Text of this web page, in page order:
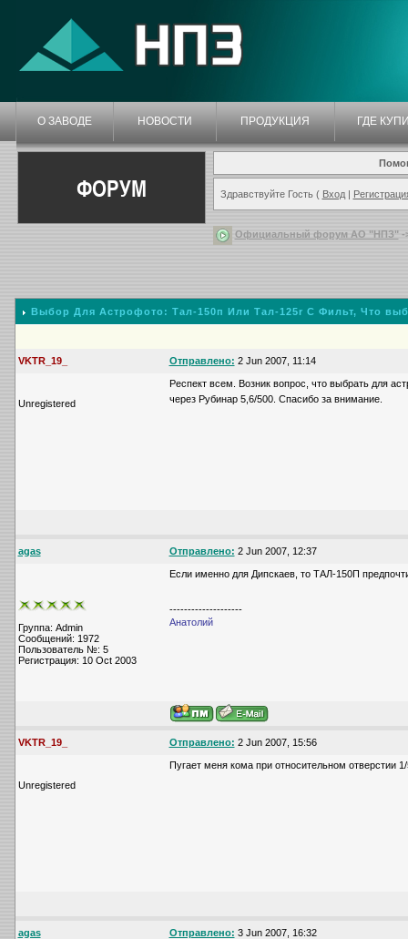
О ЗАВОДЕ НОВОСТИ ПРОДУКЦИЯ ГДЕ
ФОРУМ Здравствуйте Гость ( Вход|
Официальный форум АО "НПЗ"-
Выбор Для Астрофото: Тал-150п Или Тал-125r С Фильт, Что
VKTR_19_ Отправлено: 2 Jun 2007, 11:14
Unregistered
Респект всем. Возник вопрос, что выбрать для
через Рубинар 5,6/500. Спасибо за внимание.
agas Отправлено: 2 Jun 2007, 12:37
Группа: Admin
Сообщений: 1972
Пользователь №: 5
Регистрация: 10 Oct 2003
Если именно для Дипскаев, то ТАЛ-150П
--------------------
Анатолий
VKTR_19_ Отправлено: 2 Jun 2007, 15:56
Unregistered
Пугает меня кома при относительном отверстии
agas Отправлено: 3 Jun 2007, 16:32